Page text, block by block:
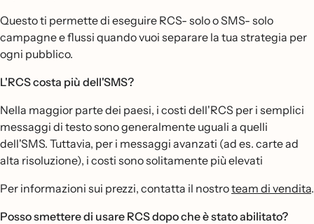
Questo ti permette di eseguire RCS- solo o SMS- solo
campagne e flussi quando vuoi separare la tua strategia per
ogni pubblico.
L'RCS costa più dell'SMS?
Nella maggior parte dei paesi, i costi dell'RCS per i semplici
messaggi di testo sono generalmente uguali a quelli
dell'SMS. Tuttavia, per i messaggi avanzati (ad es. carte ad
alta risoluzione), i costi sono solitamente più elevati
Per informazioni sui prezzi, contatta il nostroteam di vendita.
Posso smettere di usare RCS dopo che è stato abilitato?